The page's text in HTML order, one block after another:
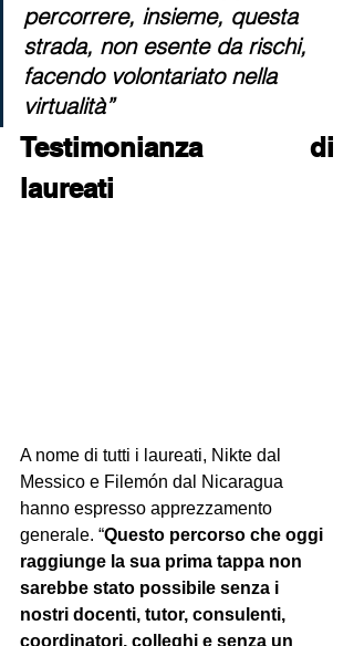
percorrere, insieme, questa
strada, non esente da rischi,
facendo volontariato nella
virtualità”
Testimonianza di
laureati
A nome di tutti i laureati, Nikte dal
Messico e Filemón dal Nicaragua
hanno espresso apprezzamento
generale. “Questo percorso che oggi
raggiunge la sua prima tappa non
sarebbe stato possibile senza i
nostri docenti, tutor, consulenti,
coordinatori, colleghi e senza un